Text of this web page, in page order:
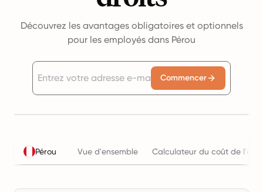
Découvrez les avantages obligatoires et optionnels
pour les employés dans Pérou
Commencer
Pérou Vue d'ensemble Calculateur du coût de